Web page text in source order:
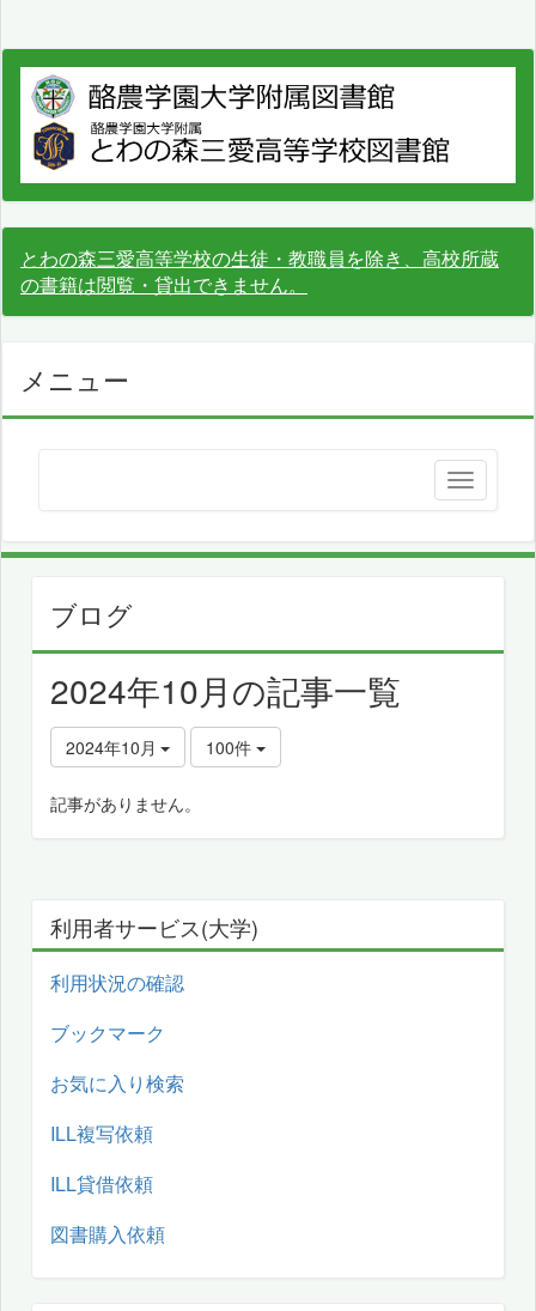
とわの森三愛高等学校の生徒・教職員を除き、高校所蔵
の書籍は閲覧・貸出できません。
メニュー
ブログ
2024年10月の記事一覧
2024年10月 100件
記事がありません。
利用者サービス(大学)
利用状況の確認
ブックマーク
お気に入り検索
ILL複写依頼
ILL貸借依頼
図書購入依頼